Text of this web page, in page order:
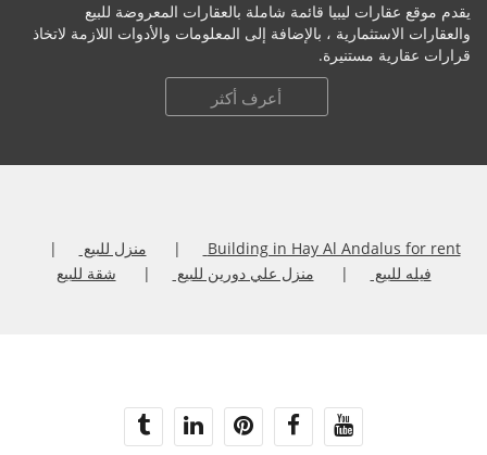
يقدم موقع عقارات ليبيا قائمة شاملة بالعقارات المعروضة للبيع
والعقارات الاستثمارية ، بالإضافة إلى المعلومات والأدوات اللازمة لاتخاذ
قرارات عقارية مستنيرة.
أعرف أكثر
Building in Hay Al Andalus for rent
منزل للبيع
فيله للبيع
منزل علي دورين للبيع شقة للبيع